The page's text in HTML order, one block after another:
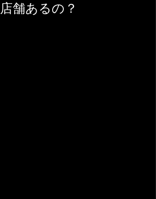
店舗あるの？